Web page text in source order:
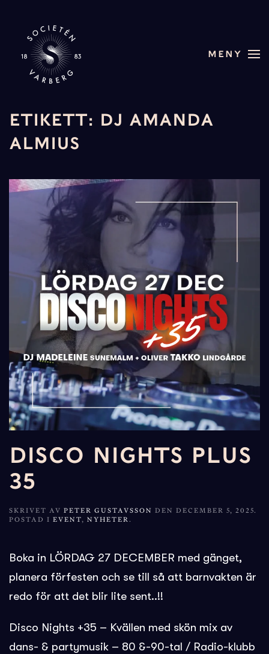
Skip to main content
MENY
ETIKETT: DJ AMANDA
ALMIUS
DISCO NIGHTS PLUS
35
SKRIVET AV PETER GUSTAVSSON DEN DECEMBER 5, 2025.
POSTAD I EVENT, NYHETER .
Boka in LÖRDAG 27 DECEMBER med gänget,
planera förfesten och se till så att barnvakten är
redo för att det blir lite sent..!!
Disco Nights +35 – Kvällen med skön mix av
dans- & partymusik – 80 &-90-tal / Radio-klubb